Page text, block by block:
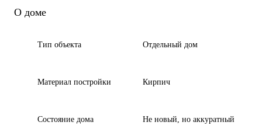
О доме
Тип объекта Отдельный дом
Материал постройки Кирпич
Состояние дома
Не новый, но аккуратный